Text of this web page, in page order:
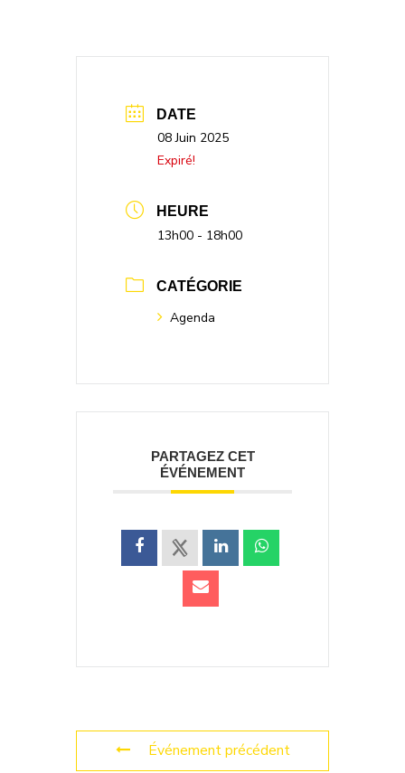
DATE
08 Juin 2025
Expiré!
HEURE
13h00 - 18h00
CATÉGORIE
Agenda
PARTAGEZ CET
ÉVÉNEMENT
Événement précédent